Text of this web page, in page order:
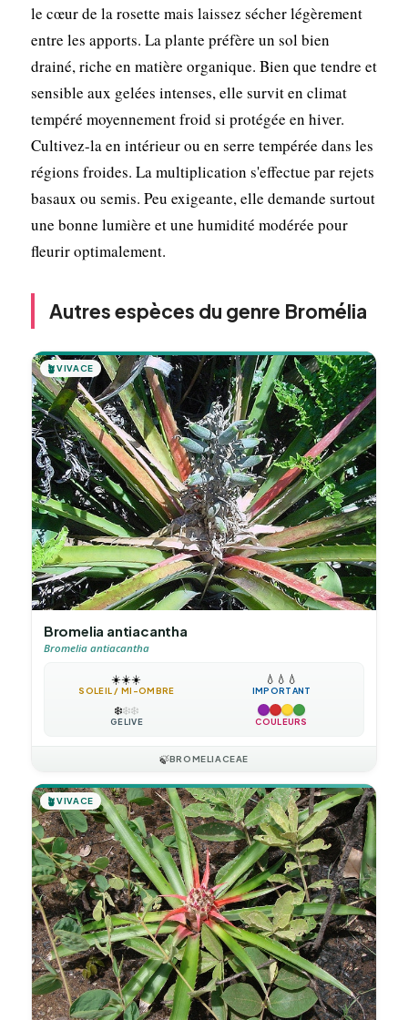
le cœur de la rosette mais laissez sécher légèrement
entre les apports. La plante préfère un sol bien
drainé, riche en matière organique. Bien que tendre et
sensible aux gelées intenses, elle survit en climat
tempéré moyennement froid si protégée en hiver.
Cultivez-la en intérieur ou en serre tempérée dans les
régions froides. La multiplication s'effectue par rejets
basaux ou semis. Peu exigeante, elle demande surtout
une bonne lumière et une humidité modérée pour
fleurir optimalement.
Autres espèces du genre Bromélia
🪴VIVACE
Bromelia antiacantha
Bromelia antiacantha
☀️☀️☀️
SOLEIL / MI-OMBRE
💧 💧 💧
IMPORTANT
❄️❄️❄️
GÉLIVE COULEURS
🍃BROMELIACEAE
🪴VIVACE